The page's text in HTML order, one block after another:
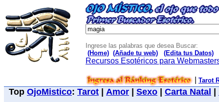
Ingrese las palabras que desea Buscar:
(Home) (Añade tu web) (Edita tus Datos)
Recursos Esotéricos para
Tarot
Top OjoMistico: Tarot Amor Sexo Carta Natal